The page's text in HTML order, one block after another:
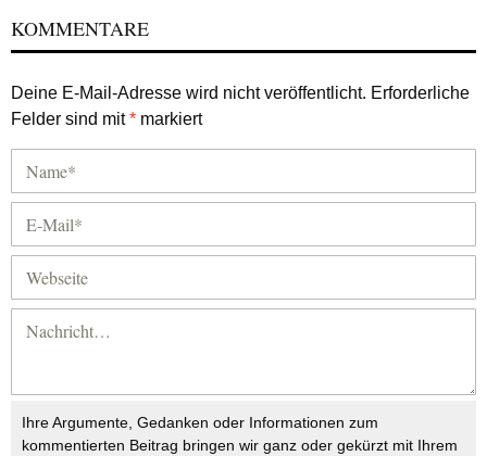
KOMMENTARE
Deine E-Mail-Adresse wird nicht veröffentlicht. Erforderliche
Felder sind mit* markiert
Ihre Argumente, Gedanken oder Informationen zum
kommentierten Beitrag bringen wir ganz oder gekürzt mit Ihrem